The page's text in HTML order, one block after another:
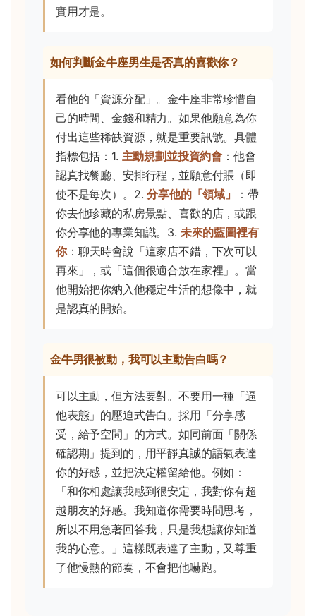
實用才是。
如何判斷金牛座男生是否真的喜歡你？
看他的「資源分配」。金牛座非常珍惜自
己的時間、金錢和精力。如果他願意為你
付出這些稀缺資源，就是重要訊號。具體
指標包括：1. 主動規劃並投資約會 ：他會
認真找餐廳、安排行程，並願意付賬（即
使不是每次）。2.分享他的「領域」
：帶
你去他珍藏的私房景點、喜歡的店，或跟
你分享他的專業知識。3. 未來的藍圖裡有
你：聊天時會說「這家店不錯，下次可以
再來」，或「這個很適合放在家裡」。當
他開始把你納入他穩定生活的想像中，就
是認真的開始。
金牛男很被動，我可以主動告白嗎？
可以主動，但方法要對。不要用一種「逼
他表態」的壓迫式告白。採用「分享感
受，給予空間」的方式。如同前面「關係
確認期」提到的，用平靜真誠的語氣表達
你的好感，並把決定權留給他。例如：
「和你相處讓我感到很安定，我對你有超
越朋友的好感。我知道你需要時間思考，
所以不用急著回答我，只是我想讓你知道
我的心意。」這樣既表達了主動，又尊重
了他慢熱的節奏，不會把他嚇跑。